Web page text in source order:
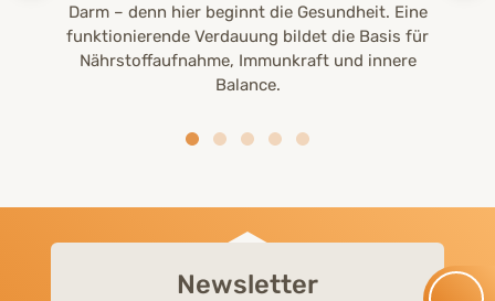
Darm – denn hier beginnt die Gesundheit. Eine
funktionierende Verdauung bildet die Basis für
Nährstoffaufnahme, Immunkraft und innere
Balance.
Newsletter